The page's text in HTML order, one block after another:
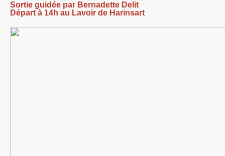
Sortie guidée par Bernadette Delit
Départ à 14h au Lavoir de Harinsart